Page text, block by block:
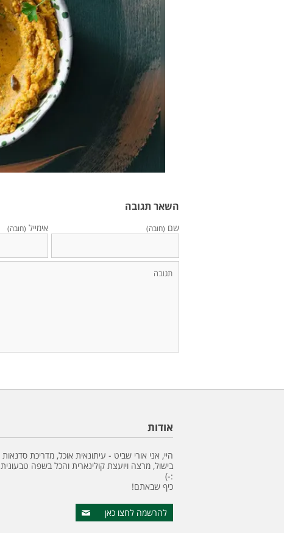
השאר תגובה
שם (חובה) אימייל (חובה)
אודות
היי, אני אורי שביט - עיתונאית אוכל, מדריכת סדנאות
בישול, מרצה ויועצת קולינארית והכל בשפה טבעונית
:-)
כיף שבאתם!
להרשמה לחצו כאן